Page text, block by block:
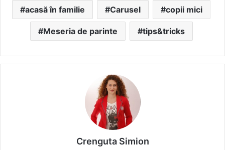
acasă în familie Carusel copii mici
Meseria de parinte tips&tricks
Crenguta Simion